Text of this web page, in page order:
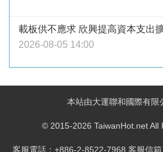
載板供不應求 欣興提高資本支出
2026-08-05 14:00
本站由大運聯和國際有限
© 2015-2026 TaiwanHot.net All
客服電話：+886-2-8522-7968 客服信